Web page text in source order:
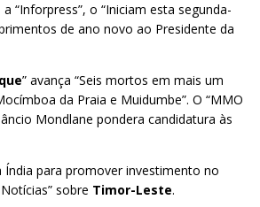
“Inforpress”, o “Iniciam esta segunda-
de ano novo ao Presidente da
” avança “Seis mortos em mais um
da Praia e Muidumbe”. O “MMO
Mondlane pondera candidatura às
Índia para promover investimento no
sobre Timor-Leste.